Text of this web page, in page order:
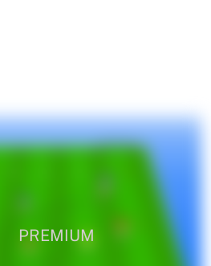
PREMIUM